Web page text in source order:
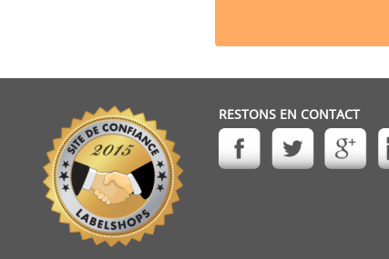
RESTONS EN CONTACT